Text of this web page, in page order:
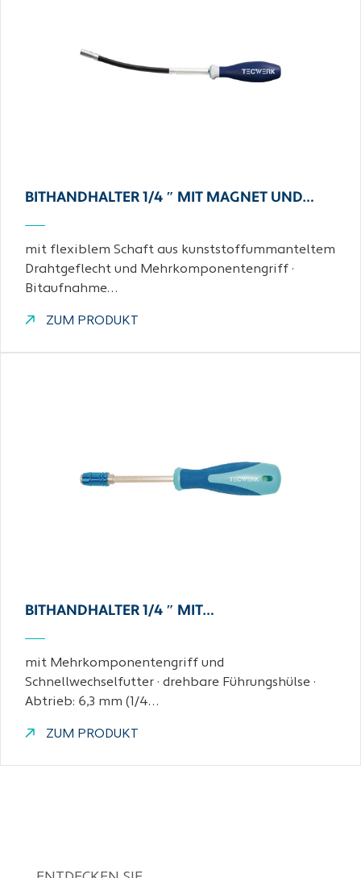
BITHANDHALTER 1/4 ″ MIT MAGNET UND…
mit flexiblem Schaft aus kunststoffummanteltem
Drahtgeflecht und Mehrkomponentengriff ·
Bitaufnahme…
ZUM PRODUKT
BITHANDHALTER 1/4 ″ MIT…
mit Mehrkomponentengriff und
Schnellwechselfutter · drehbare Führungshülse ·
Abtrieb: 6,3 mm (1/4…
ZUM PRODUKT